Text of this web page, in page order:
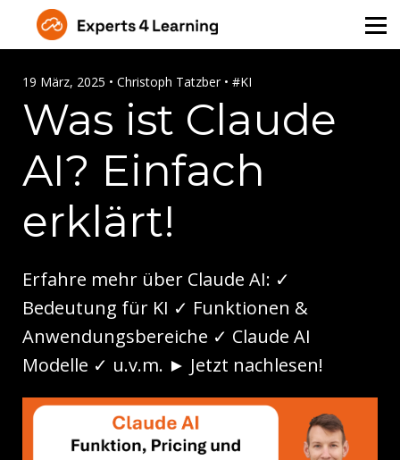
Über Uns
Angebot für Unternehmen
Kontakt
Login
19 März, 2025 • Christoph Tatzber • #KI
Was ist Claude
AI? Einfach
erklärt!
Erfahre mehr über Claude AI: ✓
Bedeutung für KI ✓ Funktionen &
Anwendungsbereiche ✓ Claude AI
Modelle ✓ u.v.m. ► Jetzt nachlesen!